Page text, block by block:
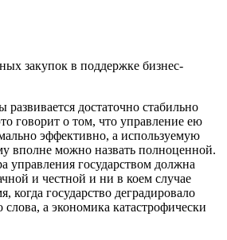
закупок в поддержке бизнес-
достаточно ста­бильно
говорит о том, что управ­ление ею
эффективно, а используемую
вполне можно назвать полноценной.
управле­ния государством должна
и честной и ни в коем случае
когда государство деградировало
а экономика катастрофически